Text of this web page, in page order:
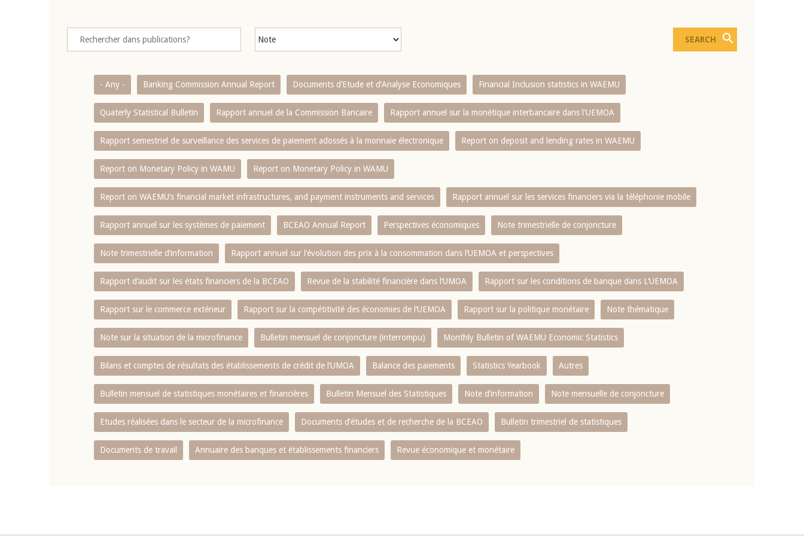
- Any - Banking Commission Annual Report Documents d’Etude et d’Analyse Economiques Financial Inclusion statistics in WAEMU
Quaterly Statistical Bulletin Rapport annuel de la Commission Bancaire Rapport annuel sur la monétique interbancaire dans l'UEMOA
Rapport semestriel de surveillance des services de paiement adossés à la monnaie électronique Report on deposit and lending rates in WAEMU
Report on Monetary Policy in WAMU Report on Monetary Policy in WAMU
Report on WAEMU’s financial market infrastructures, and payment instruments and services Rapport annuel sur les services financiers via la téléphonie mobile
Rapport annuel sur les systèmes de paiement BCEAO Annual Report Perspectives économiques Note trimestrielle de conjoncture
Note trimestrielle d‘information Rapport annuel sur l‘évolution des prix à la consommation dans l‘UEMOA et perspectives
Rapport d‘audit sur les états financiers de la BCEAO Revue de la stabilité financière dans l‘UMOA Rapport sur les conditions de banque dans L‘UEMOA
Rapport sur le commerce extérieur Rapport sur la compétitivité des économies de l‘UEMOA Rapport sur la politique monétaire Note thématique
Note sur la situation de la microfinance Bulletin mensuel de conjoncture (interrompu) Monthly Bulletin of WAEMU Economic Statistics
Bilans et comptes de résultats des établissements de crédit de l‘UMOA Balance des paiements Statistics Yearbook Autres
Bulletin mensuel de statistiques monétaires et financières Bulletin Mensuel des Statistiques Note d’information Note mensuelle de conjoncture
Etudes réalisées dans le secteur de la microfinance Documents d’études et de recherche de la BCEAO Bulletin trimestriel de statistiques
Documents de travail Annuaire des banques et établissements financiers Revue économique et monétaire